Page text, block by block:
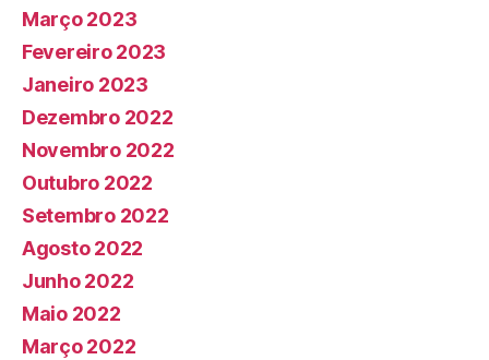
Março 2023
Fevereiro 2023
Janeiro 2023
Dezembro 2022
Novembro 2022
Outubro 2022
Setembro 2022
Agosto 2022
Junho 2022
Maio 2022
Março 2022